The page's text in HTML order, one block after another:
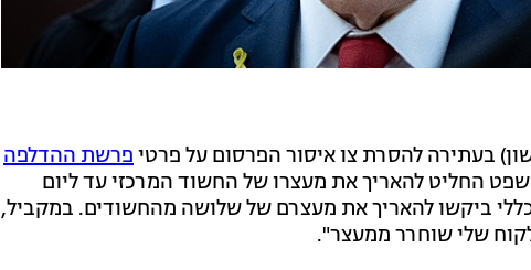
בעתירה להסרת צו איסור הפרסום על פרטיפרשת ההדלפה
החליט להאריך את מעצרו של החשוד המרכזי עד ליום
ביקשו להאריך את מעצרם של שלושה מהחשודים. במקביל,
שלי שוחרר ממעצר".